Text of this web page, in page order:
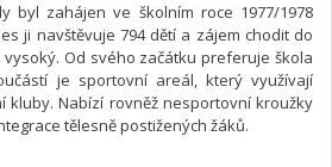
byl zahájen ve školním roce 1977/1978
ji navštěvuje 794 dětí a zájem chodit do
Od svého začátku preferuje škola
je sportovní areál, který využívají
kluby. Nabízí rovněž nesportovní kroužky
tělesně postižených žáků.